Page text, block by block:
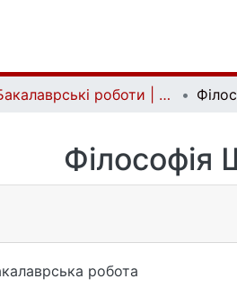
Бакалаврські роботи | Bachelor theses
Філософія
робота